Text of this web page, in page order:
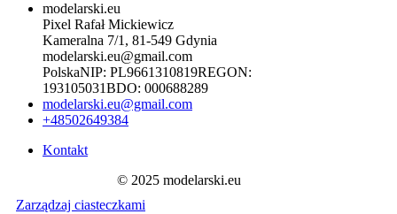
modelarski.eu
Pixel Rafał Mickiewicz
Kameralna 7/1, 81-549 Gdynia
modelarski.eu@gmail.com
PolskaNIP: PL9661310819REGON:
193105031BDO: 000688289
modelarski.eu@gmail.com
+48502649384
Kontakt
© 2025 modelarski.eu
Zarządzaj ciasteczkami